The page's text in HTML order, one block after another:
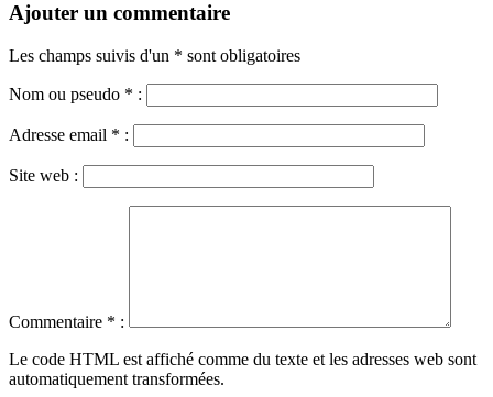
Ajouter un commentaire
Les champs suivis d'un * sont obligatoires
Nom ou pseudo * :
Adresse email * :
Site web :
Commentaire * :
Le code HTML est affiché comme du texte et les adresses web sont
automatiquement transformées.